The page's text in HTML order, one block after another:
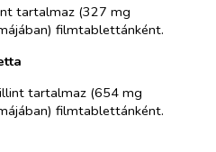
tartalmaz (327 mg
filmtablettánként.
tartalmaz (654 mg
filmtablettánként.